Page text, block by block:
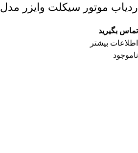
ردیاب موتور سیکلت وایزر مدل B60
تماس بگیرید
اطلاعات بیشتر
ناموجود